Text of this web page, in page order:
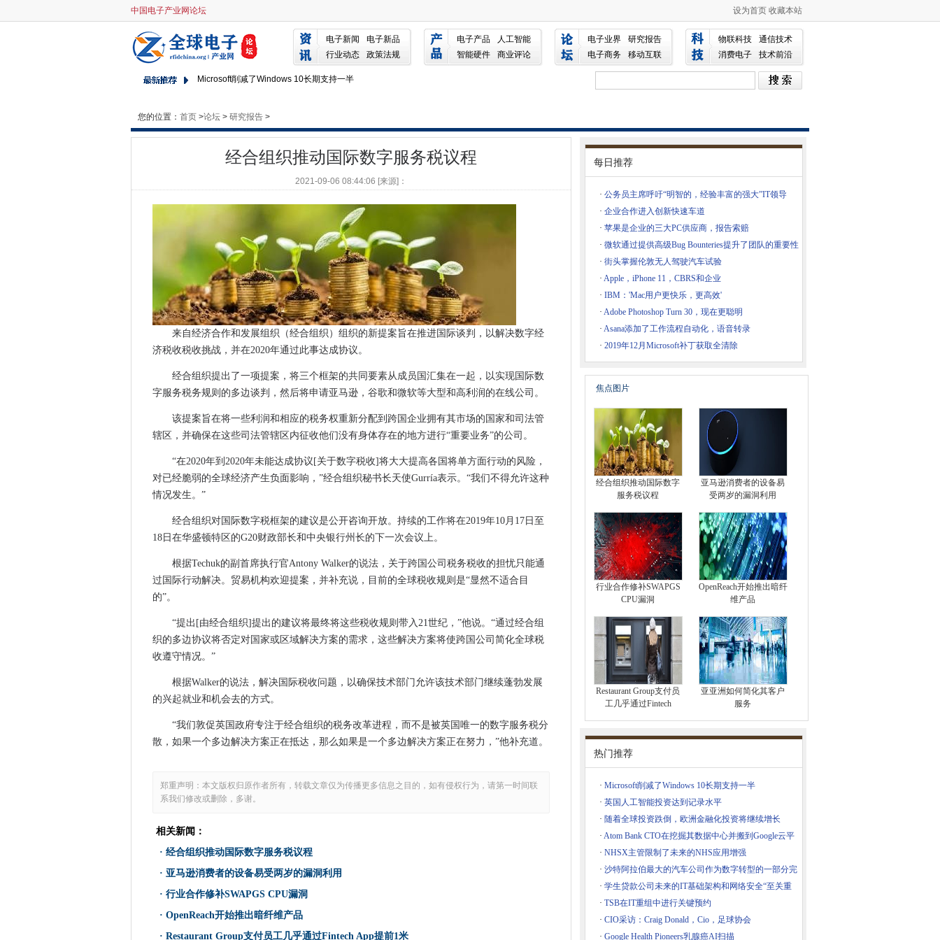
中国电子产业网论坛 设为首页 收藏本站
电子新闻
电子新品
行业动态
政策法规
电子产品
人工智能
智能硬件
商业评论
电子业界
研究报告
电子商务
移动互联
物联科技
通信技术
消费电子
技术前沿
经合组织推动国际数字服务税议程
公务员主席呼吁“明智的，经验丰富的强大”IT领导人申请CDIO工作
Windows 10：情况很复杂
Microsoft削减了Windows 10长期支持一半
企业合作进入创新快速车道
Apple Ceo Tim Cook捍卫App Store业务
英国人工智能投资达到记录水平
苹果是企业的三大PC供应商，报告索赔
Mutlicloud在金融服务部门使用rife，建议YellowDog Research
随着全球投资跌倒，欧洲金融化投资将继续增长
OpenReach开始推出暗纤维产品
微软通过提供高级Bug Bounteries提升了团队的重要性
Apple的OS开发团队将“建立不同”
Atom Bank CTO在挖掘其数据中心并搬到Google云平台
Restaurant Group支付员工几乎通过Fintech App提前1米
街头掌握伦敦无人驾驶汽车试验
NHSX主管限制了未来的NHS应用增强
亚亚洲如何简化其客户服务
Apple，iPhone 11，CBRS和企业
政府继续探讨英国网络安全劳动力市场
沙特阿拉伯最大的汽车公司作为数字转型的一部分完成SAP项目
新的安全挑战等待APAC专家们等待5G规划师
IBM：'Mac用户更快乐，更高效'
Microsoft将捆绑更新以简化修补程序
学生贷款公司未来的IT基础架构和网络安全“至关重要”
Adobe Photoshop Turn 30，现在更聪明
微软推动，然后是yanks，流氓有点安全补丁KB 4523786，表面上用于自动驾驶仪
Asana添加了工作流程自动化，语音转录
CIO采访：Craig Donald，Cio，足球协会
Devsecops是联合对立力量的关键
2019年12月Microsoft补丁获取全清除
靠近Castaway，您的手机的Chrome OS加载项
Cisco Bolsters低延迟网络与Exableaze收购
网络女孩第一志愿者鼓励女孩们认为高科技
2019年十大数据周边地区
TSB程序在报告上崩溃了
西联汇款转移到AWS云
欧洲首先是沃达丰作为全球电信调整AWS波长
Swisscom将一步朝着全国5G覆盖范围
您的位置： 首页 >论坛 > 研究报告 >
经合组织推动国际数字服务税议程
2021-09-06 08:44:06 [来源]：
来自经济合作和发展组织（经合组织）组织的新提案旨在推进国际谈判，以解决数字经
济税收税收挑战，并在2020年通过此事达成协议。
经合组织提出了一项提案，将三个框架的共同要素从成员国汇集在一起​​，以实现国际数
字服务税务规则的多边谈判，然后将申请亚马逊，谷歌和微软等大型和高利润的在线公司。
该提案旨在将一些利润和相应的税务权重新分配到跨国企业拥有其市场的国家和司法管
辖区，并确保在这些司法管辖区内征收他们没有身体存在的地方进行“重要业务”的公司。
“在2020年到2020年未能达成协议[关于数字税收]将大大提高各国将单方面行动的风险，
对已经脆弱的全球经济产生负面影响，”经合组织秘书长天使Gurría表示。“我们不得允许这种
情况发生。”
经合组织对国际数字税框架的建议是公开咨询开放。持续的工作将在2019年10月17日至
18日在华盛顿特区的G20财政部长和中央银行州长的下一次会议上。
根据Techuk的副首席执行官Antony Walker的说法，关于跨国公司税务税收的担忧只能通
过国际行动解决。贸易机构欢迎提案，并补充说，目前的全球税收规则是“显然不适合目
的”。
“提出[由经合组织]提出的建议将最终将这些税收规则带入21世纪，”他说。“通过经合组
织的多边协议将否定对国家或区域解决方案的需求，这些解决方案将使跨国公司简化全球税
收遵守情况。”
根据Walker的说法，解决国际税收问题，以确保技术部门允许该技术部门继续蓬勃发展
的兴起就业和机会去的方式。
“我们敦促英国政府专注于经合组织的税务改革进程，而不是被英国唯一的数字服务税分
散，如果一个多边解决方案正在抵达，那么如果是一个多边解决方案正在努力，”他补充道。
郑重声明：本文版权归原作者所有，转载文章仅为传播更多信息之目的，如有侵权行为，请第一时间联
系我们修改或删除，多谢。
相关新闻：
· 经合组织推动国际数字服务税议程
· 亚马逊消费者的设备易受两岁的漏洞利用
· 行业合作修补SWAPGS CPU漏洞
· OpenReach开始推出暗纤维产品
· Restaurant Group支付员工几乎通过Fintech App提前1米
每日推荐
· 公务员主席呼吁“明智的，经验丰富的强大”IT领导
· 企业合作进入创新快速车道
· 苹果是企业的三大PC供应商，报告索赔
· 微软通过提供高级Bug Bounteries提升了团队的重要性
· 街头掌握伦敦无人驾驶汽车试验
· Apple，iPhone 11，CBRS和企业
· IBM：'Mac用户更快乐，更高效'
· Adobe Photoshop Turn 30，现在更聪明
· Asana添加了工作流程自动化，语音转录
· 2019年12月Microsoft补丁获取全清除
焦点图片
经合组织推动国际数字
服务税议程
亚马逊消费者的设备易
受两岁的漏洞利用
行业合作修补SWAPGS
CPU漏洞
OpenReach开始推出暗纤
维产品
Restaurant Group支付员
工几乎通过Fintech
亚亚洲如何简化其客户
服务
热门推荐
· Microsoft削减了Windows 10长期支持一半
· 英国人工智能投资达到记录水平
· 随着全球投资跌倒，欧洲金融化投资将继续增长
· Atom Bank CTO在挖掘其数据中心并搬到Google云平
台
· NHSX主管限制了未来的NHS应用增强
· 沙特阿拉伯最大的汽车公司作为数字转型的一部分完
· 学生贷款公司未来的IT基础架构和网络安全“至关重
· TSB在IT重组中进行关键预约
· CIO采访：Craig Donald，Cio，足球协会
· Google Health Pioneers乳腺癌AI扫描